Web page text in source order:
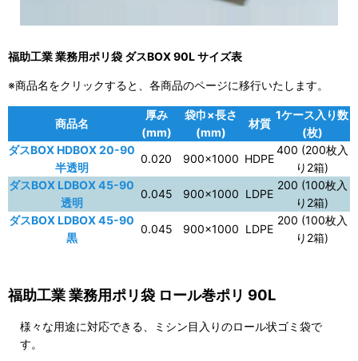
福助工業 業務用ポリ袋 ダスBOX 90L サイズ表
※商品名をクリックすると、各商品のページに移行いたします。
商品名
厚み
(mm)
袋巾×長さ
(mm)
材質
1ケース入り数
(枚)
ダスBOX HDBOX 20-90
半透明
0.020 900×1000 HDPE
400 (200枚入
り2箱)
ダスBOX LDBOX 45-90
透明
0.045 900×1000 LDPE
200 (100枚入
り2箱)
ダスBOX LDBOX 45-90
黒
0.045 900×1000 LDPE
200 (100枚入
り2箱)
福助工業 業務用ポリ袋 ロール巻ポリ 90L
様々な用途に対応できる、ミシン目入りのロール状ゴミ袋で
す。